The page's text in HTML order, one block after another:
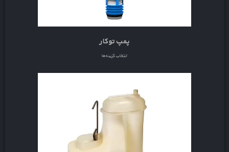
پمپ توکار
انتخاب گزینه‌ها